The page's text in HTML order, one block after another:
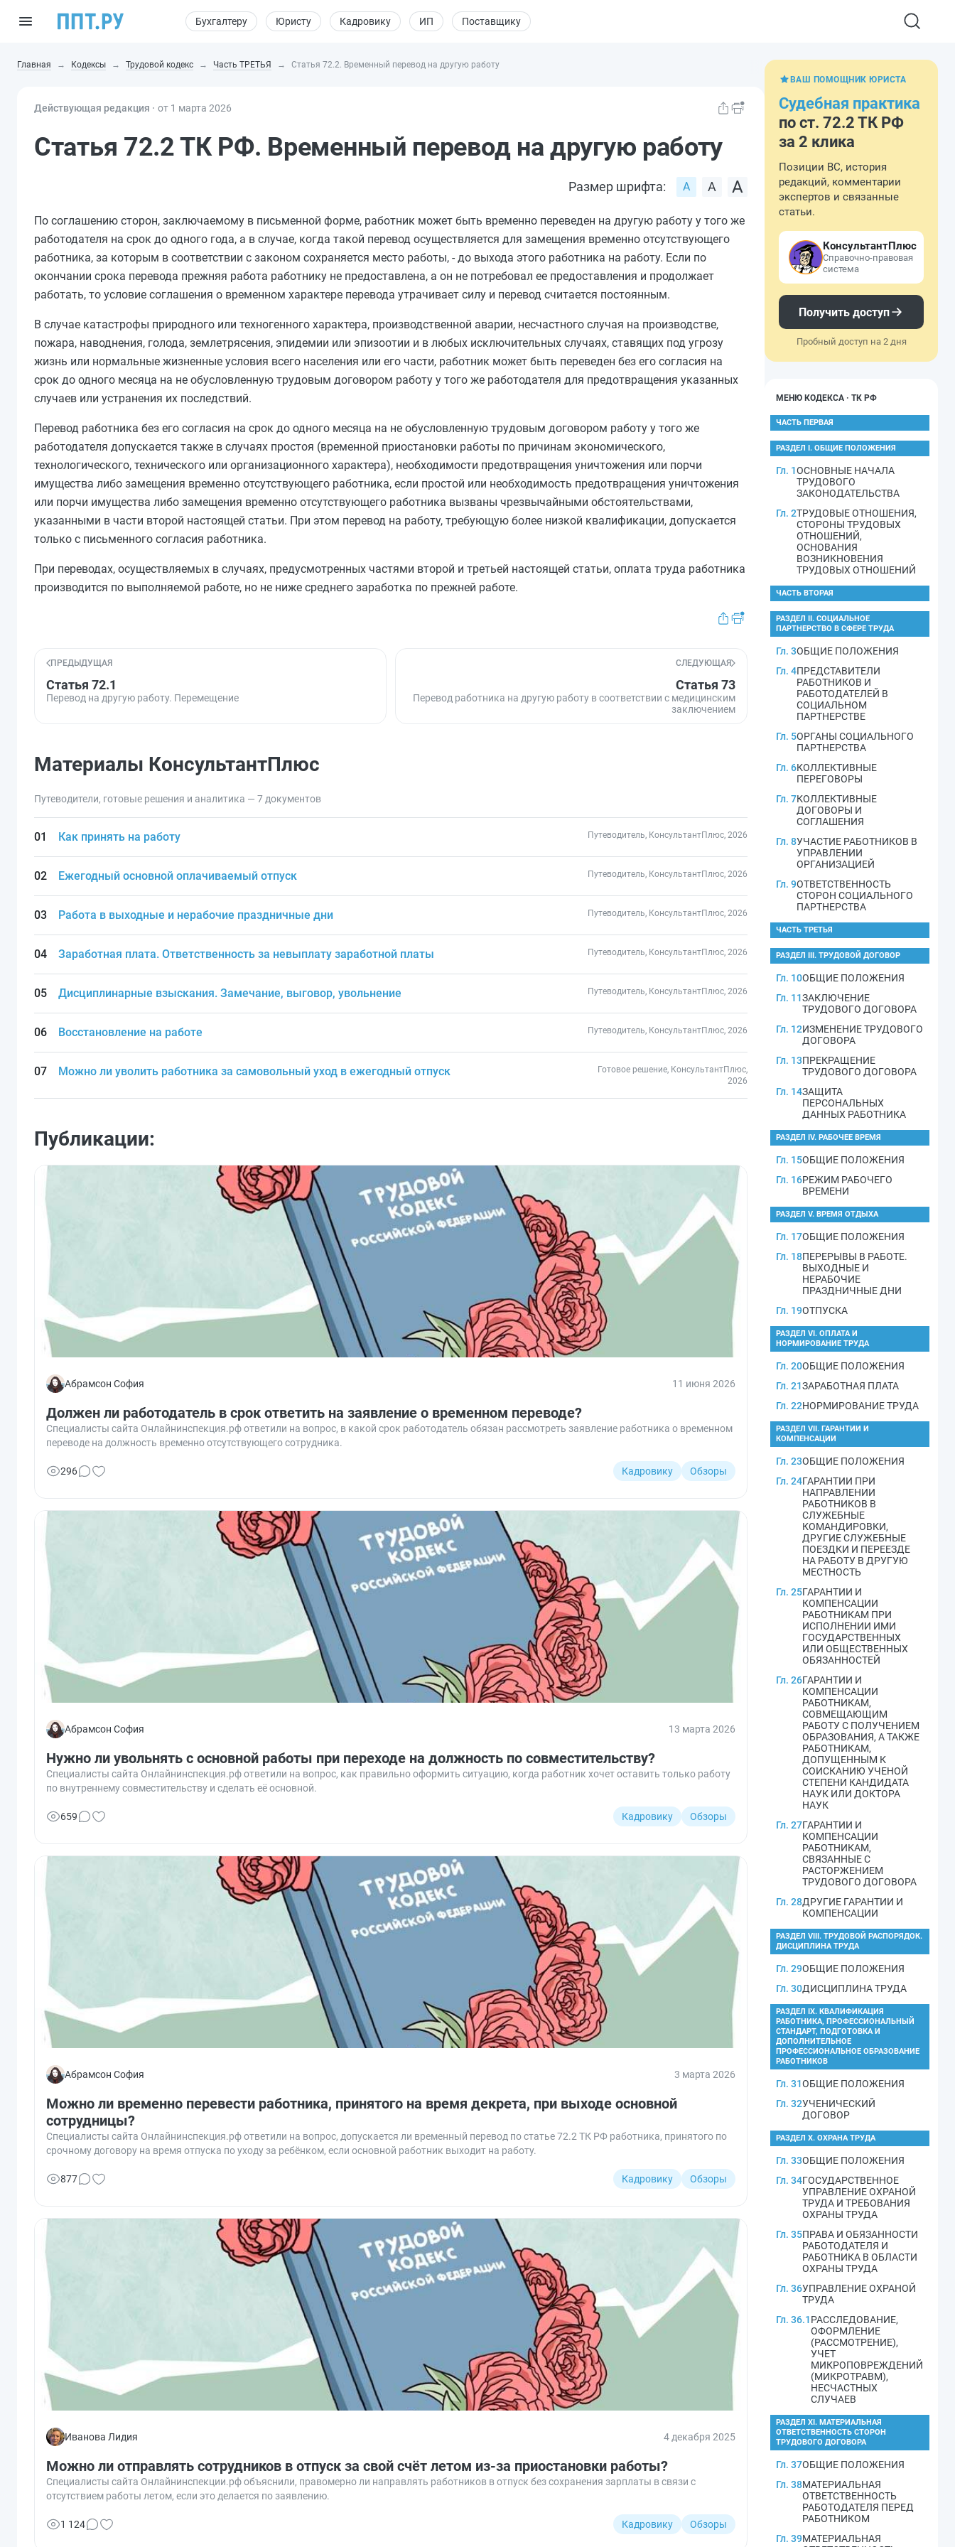
Бухгалтеру Юристу Кадровику ИП Поставщику
Главная Кодексы Трудовой кодекс Часть ТРЕТЬЯ Статья 72.2. Временный перевод на другую работу
Действующая редакция ⸱ от 1 марта 2026
Статья 72.2 ТК РФ. Временный перевод на другую работу
Размер шрифта:
По соглашению сторон, заключаемому в письменной форме, работник может быть временно переведен на другую работу у того же
работодателя на срок до одного года, а в случае, когда такой перевод осуществляется для замещения временно отсутствующего
работника, за которым в соответствии с законом сохраняется место работы, - до выхода этого работника на работу. Если по
окончании срока перевода прежняя работа работнику не предоставлена, а он не потребовал ее предоставления и продолжает
работать, то условие соглашения о временном характере перевода утрачивает силу и перевод считается постоянным.
В случае катастрофы природного или техногенного характера, производственной аварии, несчастного случая на производстве,
пожара, наводнения, голода, землетрясения, эпидемии или эпизоотии и в любых исключительных случаях, ставящих под угрозу
жизнь или нормальные жизненные условия всего населения или его части, работник может быть переведен без его согласия на
срок до одного месяца на не обусловленную трудовым договором работу у того же работодателя для предотвращения указанных
случаев или устранения их последствий.
Перевод работника без его согласия на срок до одного месяца на не обусловленную трудовым договором работу у того же
работодателя допускается также в случаях простоя (временной приостановки работы по причинам экономического,
технологического, технического или организационного характера), необходимости предотвращения уничтожения или порчи
имущества либо замещения временно отсутствующего работника, если простой или необходимость предотвращения уничтожения
или порчи имущества либо замещения временно отсутствующего работника вызваны чрезвычайными обстоятельствами,
указанными в части второй настоящей статьи. При этом перевод на работу, требующую более низкой квалификации, допускается
только с письменного согласия работника.
При переводах, осуществляемых в случаях, предусмотренных частями второй и третьей настоящей статьи, оплата труда работника
производится по выполняемой работе, но не ниже среднего заработка по прежней работе.
ПРЕДЫДУЩАЯ
Статья 72.1
Перевод на другую работу. Перемещение
СЛЕДУЮЩАЯ
Статья 73
Перевод работника на другую работу в соответствии с медицинским
заключением
Материалы КонсультантПлюс
Путеводители, готовые решения и аналитика — 7 документов
Как принять на работу Путеводитель, КонсультантПлюс, 2026
Ежегодный основной оплачиваемый отпуск Путеводитель, КонсультантПлюс, 2026
Работа в выходные и нерабочие праздничные дни Путеводитель, КонсультантПлюс, 2026
Заработная плата. Ответственность за невыплату заработной платы Путеводитель, КонсультантПлюс, 2026
Дисциплинарные взыскания. Замечание, выговор, увольнение Путеводитель, КонсультантПлюс, 2026
Восстановление на работе Путеводитель, КонсультантПлюс, 2026
Можно ли уволить работника за самовольный уход в ежегодный отпуск
Готовое решение, КонсультантПлюс,
2026
Публикации:
Абрамсон София 11 июня 2026
Должен ли работодатель в срок ответить на заявление о временном переводе?
Специалисты сайта Онлайнинспекция.рф ответили на вопрос, в какой срок работодатель обязан рассмотреть заявление работника о временном
переводе на должность временно отсутствующего сотрудника.
Кадровику Обзоры
296
Абрамсон София 13 марта 2026
Нужно ли увольнять с основной работы при переходе на должность по совместительству?
Специалисты сайта Онлайнинспекция.рф ответили на вопрос, как правильно оформить ситуацию, когда работник хочет оставить только работу
по внутреннему совместительству и сделать её основной.
Кадровику Обзоры
659
Абрамсон София 3 марта 2026
Можно ли временно перевести работника, принятого на время декрета, при выходе основной
сотрудницы?
Специалисты сайта Онлайнинспекция.рф ответили на вопрос, допускается ли временный перевод по статье 72.2 ТК РФ работника, принятого по
срочному договору на время отпуска по уходу за ребёнком, если основной работник выходит на работу.
Кадровику Обзоры
877
Иванова Лидия 4 декабря 2025
Можно ли отправлять сотрудников в отпуск за свой счёт летом из-за приостановки работы?
Специалисты сайта Онлайнинспекции.рф объяснили, правомерно ли направлять работников в отпуск без сохранения зарплаты в связи с
отсутствием работы летом, если это делается по заявлению.
Кадровику Обзоры
1 124
ВАШ ПОМОЩНИК ЮРИСТА
Судебная практика
по ст. 72.2 ТК РФ
за 2 клика
Позиции ВС, история
редакций, комментарии
экспертов и связанные
статьи.
КонсультантПлюс
Справочно-правовая
система
Получить доступ
Пробный доступ на 2 дня
МЕНЮ КОДЕКСА · ТК РФ
ЧАСТЬ ПЕРВАЯ
РАЗДЕЛ I. ОБЩИЕ ПОЛОЖЕНИЯ
Гл. 1ОСНОВНЫЕ НАЧАЛА
ТРУДОВОГО
ЗАКОНОДАТЕЛЬСТВА
Гл. 2ТРУДОВЫЕ ОТНОШЕНИЯ,
СТОРОНЫ ТРУДОВЫХ
ОТНОШЕНИЙ,
ОСНОВАНИЯ
ВОЗНИКНОВЕНИЯ
ТРУДОВЫХ ОТНОШЕНИЙ
ЧАСТЬ ВТОРАЯ
РАЗДЕЛ II. СОЦИАЛЬНОЕ
ПАРТНЕРСТВО В СФЕРЕ ТРУДА
Гл. 3ОБЩИЕ ПОЛОЖЕНИЯ
Гл. 4ПРЕДСТАВИТЕЛИ
РАБОТНИКОВ И
РАБОТОДАТЕЛЕЙ В
СОЦИАЛЬНОМ
ПАРТНЕРСТВЕ
Гл. 5ОРГАНЫ СОЦИАЛЬНОГО
ПАРТНЕРСТВА
Гл. 6КОЛЛЕКТИВНЫЕ
ПЕРЕГОВОРЫ
Гл. 7КОЛЛЕКТИВНЫЕ
ДОГОВОРЫ И
СОГЛАШЕНИЯ
Гл. 8УЧАСТИЕ РАБОТНИКОВ В
УПРАВЛЕНИИ
ОРГАНИЗАЦИЕЙ
Гл. 9ОТВЕТСТВЕННОСТЬ
СТОРОН СОЦИАЛЬНОГО
ПАРТНЕРСТВА
ЧАСТЬ ТРЕТЬЯ
РАЗДЕЛ III. ТРУДОВОЙ ДОГОВОР
Гл. 10ОБЩИЕ ПОЛОЖЕНИЯ
Гл. 11ЗАКЛЮЧЕНИЕ
ТРУДОВОГО ДОГОВОРА
Гл. 12ИЗМЕНЕНИЕ ТРУДОВОГО
ДОГОВОРА
Гл. 13ПРЕКРАЩЕНИЕ
ТРУДОВОГО ДОГОВОРА
Гл. 14ЗАЩИТА
ПЕРСОНАЛЬНЫХ
ДАННЫХ РАБОТНИКА
РАЗДЕЛ IV. РАБОЧЕЕ ВРЕМЯ
Гл. 15ОБЩИЕ ПОЛОЖЕНИЯ
Гл. 16РЕЖИМ РАБОЧЕГО
ВРЕМЕНИ
РАЗДЕЛ V. ВРЕМЯ ОТДЫХА
Гл. 17ОБЩИЕ ПОЛОЖЕНИЯ
Гл. 18ПЕРЕРЫВЫ В РАБОТЕ.
ВЫХОДНЫЕ И
НЕРАБОЧИЕ
ПРАЗДНИЧНЫЕ ДНИ
Гл. 19ОТПУСКА
РАЗДЕЛ VI. ОПЛАТА И
НОРМИРОВАНИЕ ТРУДА
Гл. 20ОБЩИЕ ПОЛОЖЕНИЯ
Гл. 21ЗАРАБОТНАЯ ПЛАТА
Гл. 22НОРМИРОВАНИЕ ТРУДА
РАЗДЕЛ VII. ГАРАНТИИ И
КОМПЕНСАЦИИ
Гл. 23ОБЩИЕ ПОЛОЖЕНИЯ
Гл. 24ГАРАНТИИ ПРИ
НАПРАВЛЕНИИ
РАБОТНИКОВ В
СЛУЖЕБНЫЕ
КОМАНДИРОВКИ,
ДРУГИЕ СЛУЖЕБНЫЕ
ПОЕЗДКИ И ПЕРЕЕЗДЕ
НА РАБОТУ В ДРУГУЮ
МЕСТНОСТЬ
Гл. 25ГАРАНТИИ И
КОМПЕНСАЦИИ
РАБОТНИКАМ ПРИ
ИСПОЛНЕНИИ ИМИ
ГОСУДАРСТВЕННЫХ
ИЛИ ОБЩЕСТВЕННЫХ
ОБЯЗАННОСТЕЙ
Гл. 26ГАРАНТИИ И
КОМПЕНСАЦИИ
РАБОТНИКАМ,
СОВМЕЩАЮЩИМ
РАБОТУ С ПОЛУЧЕНИЕМ
ОБРАЗОВАНИЯ, А ТАКЖЕ
РАБОТНИКАМ,
ДОПУЩЕННЫМ К
СОИСКАНИЮ УЧЕНОЙ
СТЕПЕНИ КАНДИДАТА
НАУК ИЛИ ДОКТОРА
НАУК
Гл. 27ГАРАНТИИ И
КОМПЕНСАЦИИ
РАБОТНИКАМ,
СВЯЗАННЫЕ С
РАСТОРЖЕНИЕМ
ТРУДОВОГО ДОГОВОРА
Гл. 28ДРУГИЕ ГАРАНТИИ И
КОМПЕНСАЦИИ
РАЗДЕЛ VIII. ТРУДОВОЙ РАСПОРЯДОК.
ДИСЦИПЛИНА ТРУДА
Гл. 29ОБЩИЕ ПОЛОЖЕНИЯ
Гл. 30ДИСЦИПЛИНА ТРУДА
РАЗДЕЛ IX. КВАЛИФИКАЦИЯ
РАБОТНИКА, ПРОФЕССИОНАЛЬНЫЙ
СТАНДАРТ, ПОДГОТОВКА И
ДОПОЛНИТЕЛЬНОЕ
ПРОФЕССИОНАЛЬНОЕ ОБРАЗОВАНИЕ
РАБОТНИКОВ
Гл. 31ОБЩИЕ ПОЛОЖЕНИЯ
Гл. 32УЧЕНИЧЕСКИЙ
ДОГОВОР
РАЗДЕЛ X. ОХРАНА ТРУДА
Гл. 33ОБЩИЕ ПОЛОЖЕНИЯ
Гл. 34ГОСУДАРСТВЕННОЕ
УПРАВЛЕНИЕ ОХРАНОЙ
ТРУДА И ТРЕБОВАНИЯ
ОХРАНЫ ТРУДА
Гл. 35ПРАВА И ОБЯЗАННОСТИ
РАБОТОДАТЕЛЯ И
РАБОТНИКА В ОБЛАСТИ
ОХРАНЫ ТРУДА
Гл. 36УПРАВЛЕНИЕ ОХРАНОЙ
ТРУДА
Гл. 36.1РАССЛЕДОВАНИЕ,
ОФОРМЛЕНИЕ
(РАССМОТРЕНИЕ),
УЧЕТ
МИКРОПОВРЕЖДЕНИЙ
(МИКРОТРАВМ),
НЕСЧАСТНЫХ
СЛУЧАЕВ
РАЗДЕЛ XI. МАТЕРИАЛЬНАЯ
ОТВЕТСТВЕННОСТЬ СТОРОН
ТРУДОВОГО ДОГОВОРА
Гл. 37ОБЩИЕ ПОЛОЖЕНИЯ
Гл. 38МАТЕРИАЛЬНАЯ
ОТВЕТСТВЕННОСТЬ
РАБОТОДАТЕЛЯ ПЕРЕД
РАБОТНИКОМ
Гл. 39МАТЕРИАЛЬНАЯ